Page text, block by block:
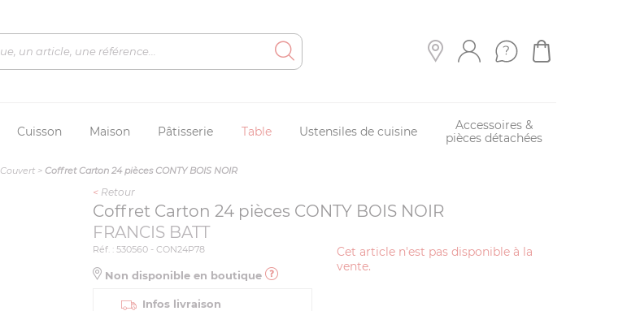
Cuisson Maison Pâtisserie Table Ustensiles de cuisine
Accessoires &
pièces détachées
Couvert> Coffret Carton 24 pièces CONTY BOIS NOIR
< Retour
Coffret Carton 24 pièces CONTY BOIS NOIR
FRANCIS BATT
Cet article n'est pas disponible à la
vente.
Réf. : 530560 - CON24P78
Non disponible en boutique
Infos livraison